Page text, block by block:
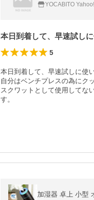
YOCABITO
本日到着して、早速試し
5
本日到着して、早速試しに使
自分はベンチプレスの為にク
スクワットとして使用してな
す。